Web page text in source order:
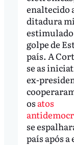
enaltecido
ditadura
golpe de
país. A
se as
ex-
os atos
se
país após a